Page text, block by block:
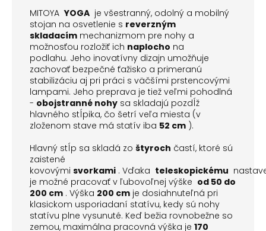
MITOYA YOGA je všestranný, odolný a mobilný
stojan na osvetlenie s reverzným
skladacím mechanizmom pre nohy a
možnosťou rozložiť ich naplocho na
podlahu. Jeho inovatívny dizajn umožňuje
zachovať bezpečné ťažisko a primeranú
stabilizáciu aj pri práci s väčšími prstencovými
lampami. Jeho preprava je tiež veľmi pohodlná
- obojstranné nohy sa skladajú pozdĺž
hlavného stĺpika, čo šetrí veľa miesta (v
zloženom stave má statív iba 52 cm ).
Hlavný stĺp sa skladá zo štyroch častí, ktoré sú
zaistené
kovovými svorkami . Vďaka teleskopickému
je možné pracovať v ľubovoľnej výške od 50 do
200 cm . Výška 200 cm je dosiahnuteľná pri
klasickom usporiadaní statívu, kedy sú nohy
statívu plne vysunuté. Keď bežia rovnobežne so
zemou, maximálna pracovná výška je 170